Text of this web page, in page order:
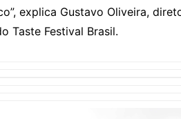
explica Gustavo Oliveira,
Taste Festival Brasil.